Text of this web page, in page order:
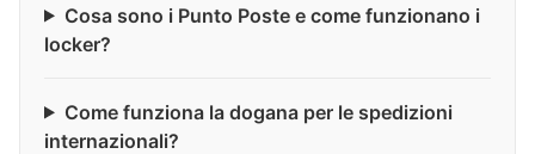
Cosa sono i Punto Poste e come funzionano i
locker?
Come funziona la dogana per le spedizioni
internazionali?